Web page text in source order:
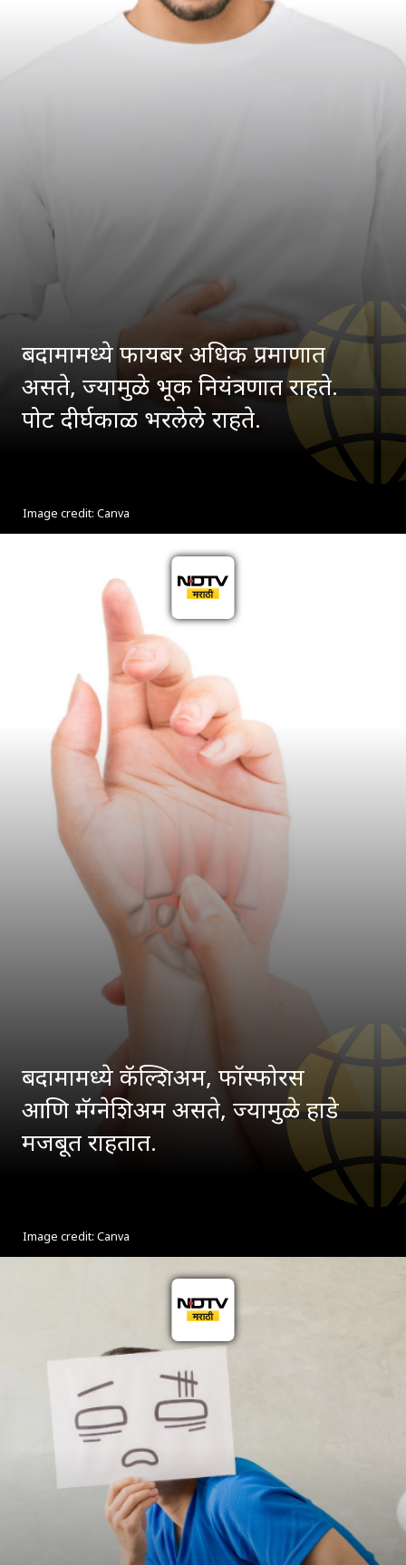
बदामामध्ये फायबर अधिक प्रमाणात
असते, ज्यामुळे भूक नियंत्रणात राहते.
पोट दीर्घकाळ भरलेले राहते.
Image credit: Canva
बदामामध्ये कॅल्शिअम, फॉस्फोरस
आणि मॅग्नेशिअम असते, ज्यामुळे हाडे
मजबूत राहतात.
Image credit: Canva